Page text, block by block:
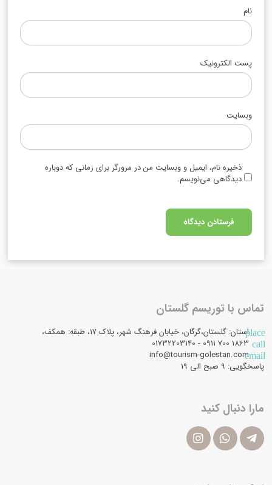
نام
پست الکترونیک
وبسایت
ذخیره نام، ایمیل و وبسایت من در مرورگر برای زمانی که دوباره
دیدگاهی می‌نویسم.
تماس با توریسم گلستان
placeاستان: گلستان،گرگان، خیابان فرهنگ شهر، پلاک 17، طبقه: همکف،
call
email
info@tourism-golestan.com
پاسخگویی: ۹ صبح الی 19
مارا دنبال کنید